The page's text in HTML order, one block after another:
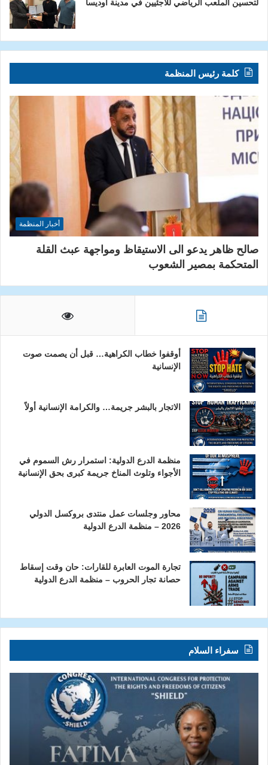
لتحسين الملعب الرياضي للاجئيين في مدينة اوديسا
كلمة رئيس المنظمة
أخبار المنظمة
صالح ظاهر يدعو الى الاستيقاظ ومواجهة عبث القلة
المتحكمة بمصير الشعوب
أوقفوا خطاب الكراهية… قبل أن يصمت صوت
الإنسانية
الاتجار بالبشر جريمة… والكرامة الإنسانية أولاً
منظمة الدرع الدولية: استمرار رش السموم في
الأجواء وتلوث المناخ جريمة كبرى بحق الإنسانية
محاور وجلسات عمل منتدى بروكسل الدولي
2026 – منظمة الدرع الدولية
تجارة الموت العابرة للقارات: حان وقت إسقاط
حصانة تجار الحروب – منظمة الدرع الدولية
سفراء السلام